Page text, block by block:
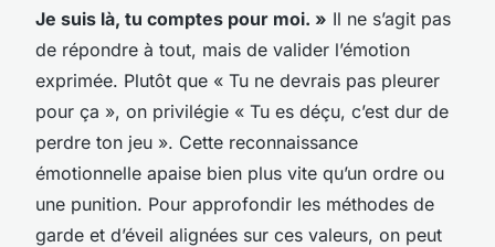
Je suis là, tu comptes pour moi. » Il ne s’agit pas
de répondre à tout, mais de valider l’émotion
exprimée. Plutôt que « Tu ne devrais pas pleurer
pour ça », on privilégie « Tu es déçu, c’est dur de
perdre ton jeu ». Cette reconnaissance
émotionnelle apaise bien plus vite qu’un ordre ou
une punition. Pour approfondir les méthodes de
garde et d’éveil alignées sur ces valeurs, on peut